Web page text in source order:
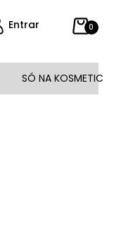
Entrar 0
SÓ NA KOSMETIC